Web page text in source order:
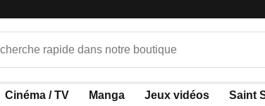
Cinéma / TV Manga Jeux vidéos Saint